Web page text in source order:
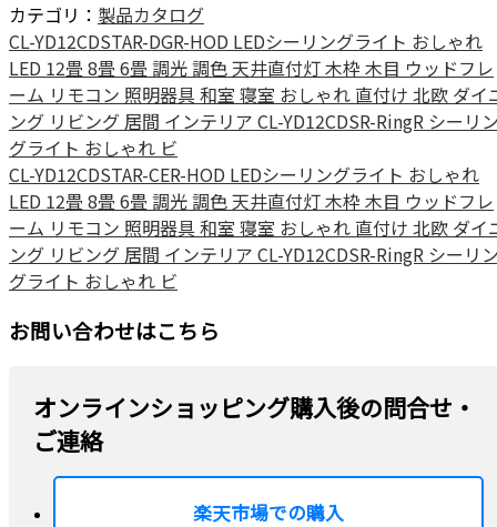
カテゴリ： 製品カタログ
CL-YD12CDSTAR-DGR-HOD LEDシーリングライト おしゃれ
LED 12畳 8畳 6畳 調光 調色 天井直付灯 木枠 木目 ウッドフレ
ーム リモコン 照明器具 和室 寝室 おしゃれ 直付け 北欧 ダイ
ング リビング 居間 インテリア CL-YD12CDSR-RingR シーリ
グライト おしゃれ ビ
CL-YD12CDSTAR-CER-HOD LEDシーリングライト おしゃれ
LED 12畳 8畳 6畳 調光 調色 天井直付灯 木枠 木目 ウッドフレ
ーム リモコン 照明器具 和室 寝室 おしゃれ 直付け 北欧 ダイ
ング リビング 居間 インテリア CL-YD12CDSR-RingR シーリ
グライト おしゃれ ビ
お問い合わせはこちら
オンラインショッピング購入後の問合せ・
ご連絡
楽天市場での購入